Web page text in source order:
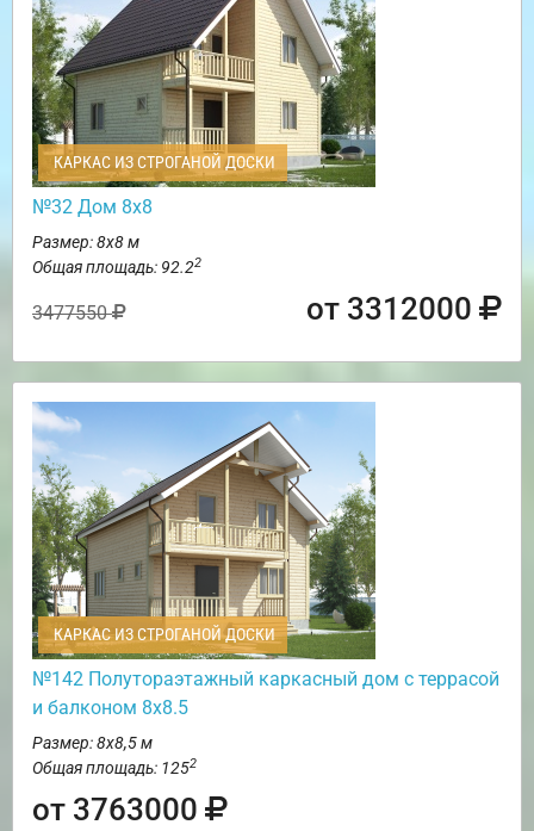
КАРКАС ИЗ СТРОГАНОЙ ДОСКИ
№32 Дом 8х8
Размер: 8х8 м
Общая площадь: 92.22
3477550 от 3312000
КАРКАС ИЗ СТРОГАНОЙ ДОСКИ
№142 Полутораэтажный каркасный дом с террасой
и балконом 8х8.5
Размер: 8х8,5 м
Общая площадь: 1252
от 3763000